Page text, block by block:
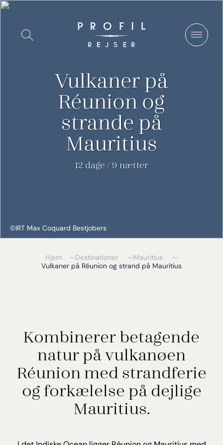
indhold
Vis/Skjul
søgning
©IRT Max Coquard Bestjobers
Vulkaner på
Réunion og
strande på
Mauritius
12 dage / 9 nætter
Hjem Destinationer
Mauritius
Vulkaner på Réunion og strand på Mauritius
Kombinerer betagende
natur på vulkanøen
Réunion med strandferie
og forkælelse på dejlige
Mauritius.